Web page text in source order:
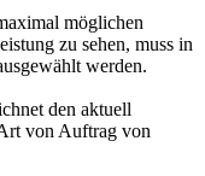
möglichen
zu sehen, muss in
werden.
den aktuell
von Auftrag von